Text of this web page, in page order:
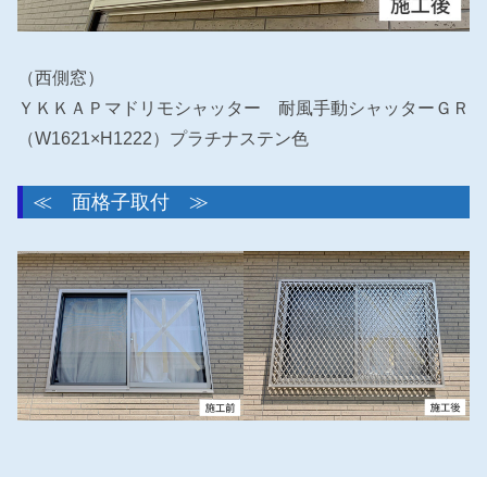
（西側窓）
ＹＫＫＡＰマドリモシャッター 耐風手動シャッターＧＲ
（W1621×H1222）プラチナステン色
≪ 面格子取付 ≫